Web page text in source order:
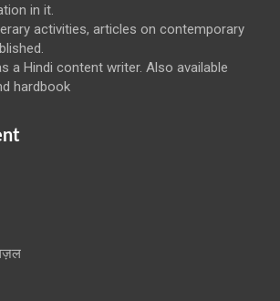
in it.
activities, articles on contemporary
a Hindi content writer. Also available
hardbook